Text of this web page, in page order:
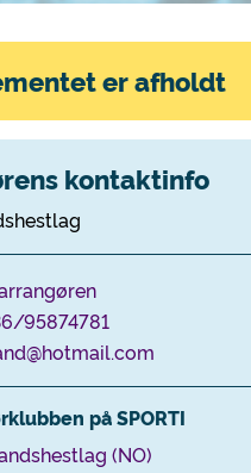
er afholdt
kontaktinfo
95874781
på SPORTI
(NO)